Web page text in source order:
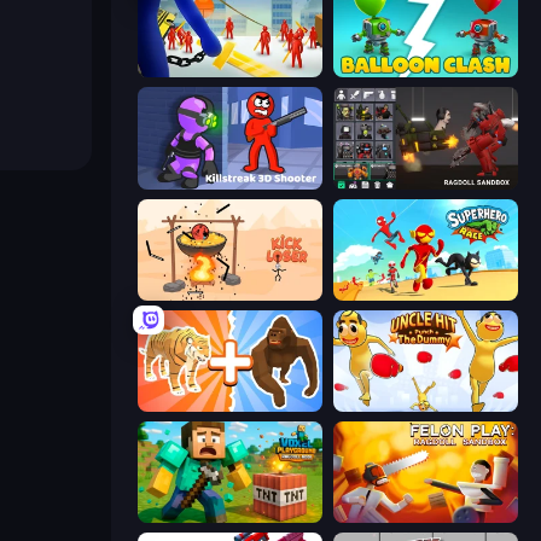
Slasher Balloon Clash
Killstreak 3D Shooter Last Play: Ragdoll Sandbox
Kick Loser Superhero Race!
Animal DNA Run Uncle Hit: Punch the Dummy
Voxel Playground: Ragdoll Noob Felon Play: Ragdoll Sandbox